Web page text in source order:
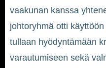
vaakunan kanssa
johtoryhmä otti
tullaan hyödyntämään
varautumiseen sekä